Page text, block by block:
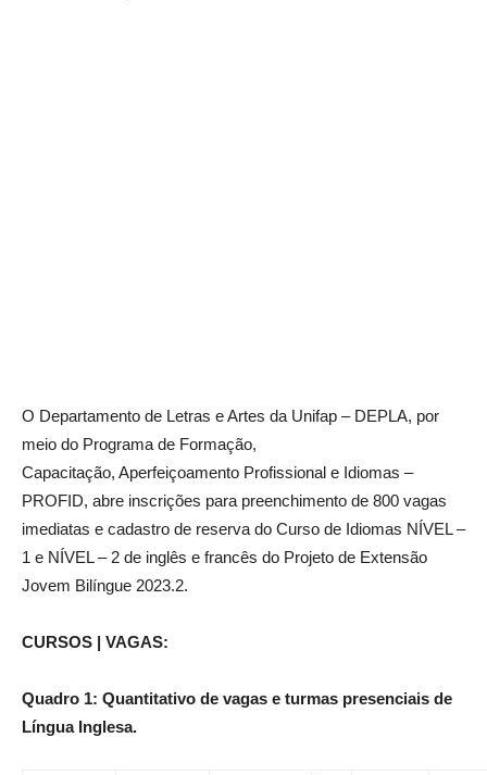
O Departamento de Letras e Artes da Unifap – DEPLA, por
meio do Programa de Formação,
Capacitação, Aperfeiçoamento Profissional e Idiomas –
PROFID, abre inscrições para preenchimento de 800 vagas
imediatas e cadastro de reserva do Curso de Idiomas NÍVEL –
1 e NÍVEL – 2 de inglês e francês do Projeto de Extensão
Jovem Bilíngue 2023.2.
CURSOS | VAGAS:
Quadro 1: Quantitativo de vagas e turmas presenciais de
Língua Inglesa.